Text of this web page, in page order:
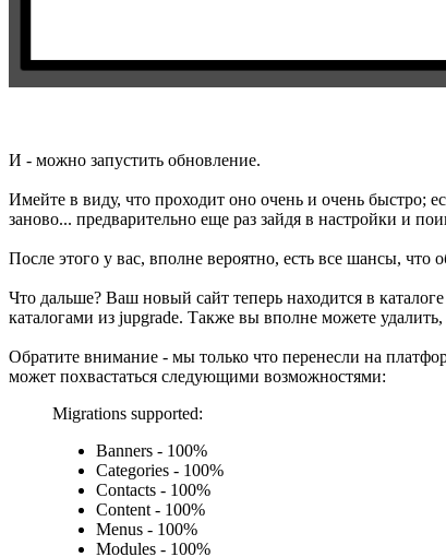
И - можно запустить обновление.
Имейте в виду, что проходит оно очень и очень быстро;
заново... предварительно еще раз зайдя в настройки и
После этого у вас, вполне вероятно, есть все шансы, что
Что дальше? Ваш новый сайт теперь находится в
каталогами из jupgrade. Также вы вполне можете
Обратите внимание - мы только что перенесли на
может похвастаться следующими возможностями:
Migrations supported:
Banners - 100%
Categories - 100%
Contacts - 100%
Content - 100%
Menus - 100%
Modules - 100%